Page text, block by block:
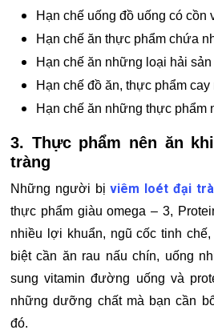
Hạn chế uống đồ uống có cồn
Hạn chế ăn thực phẩm chứa
Hạn chế ăn những loại hải
Hạn chế đồ ăn, thực phẩm cay
Hạn chế ăn những thực phẩm
3. Thực phẩm nên ăn
tràng
Những người bịviêm loét đại
thực phẩm giàu omega – 3,
nhiều lợi khuẩn, ngũ cốc tinh
biệt cần ăn rau nấu chín, uống
sung vitamin đường uống và
những dưỡng chất mà bạn cần
đó.